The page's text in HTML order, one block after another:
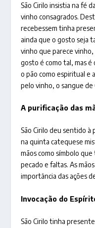
São Cirilo insistia na fé
vinho consagrados.
recebessem tinha
ainda que o gosto seja
vinho que parece
gosto é como tal, mas é
o pão como espiritual e
pelo vinho, o sangue de
A purificação das
São Cirilo deu sentido
na quinta catequese
mãos como símbolo
pecado e faltas. As
importância das ações
Invocação do
São Cirilo tinha